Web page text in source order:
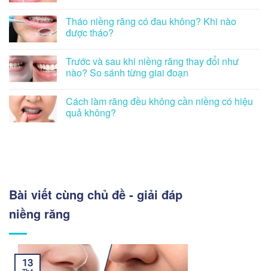
Tháo niềng răng có đau không? Khi nào
được tháo?
Trước và sau khi niềng răng thay đổi như
nào? So sánh từng giai đoạn
Cách làm răng đều không cần niềng có hiệu
quả không?
Bài viết cùng chủ đề - giải đáp
niềng răng
13